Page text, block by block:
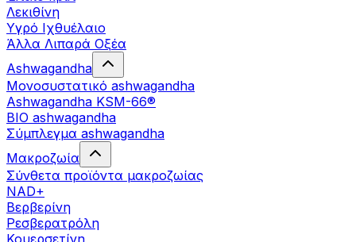
Λεκιθίνη
Υγρό Ιχθυέλαιο
Άλλα Λιπαρά Οξέα
Ashwagandha
Μονοσυστατικό ashwagandha
Ashwagandha KSM-66®
BIO ashwagandha
Σύμπλεγμα ashwagandha
Μακροζωία
Σύνθετα προϊόντα μακροζωίας
NAD+
Βερβερίνη
Ρεσβερατρόλη